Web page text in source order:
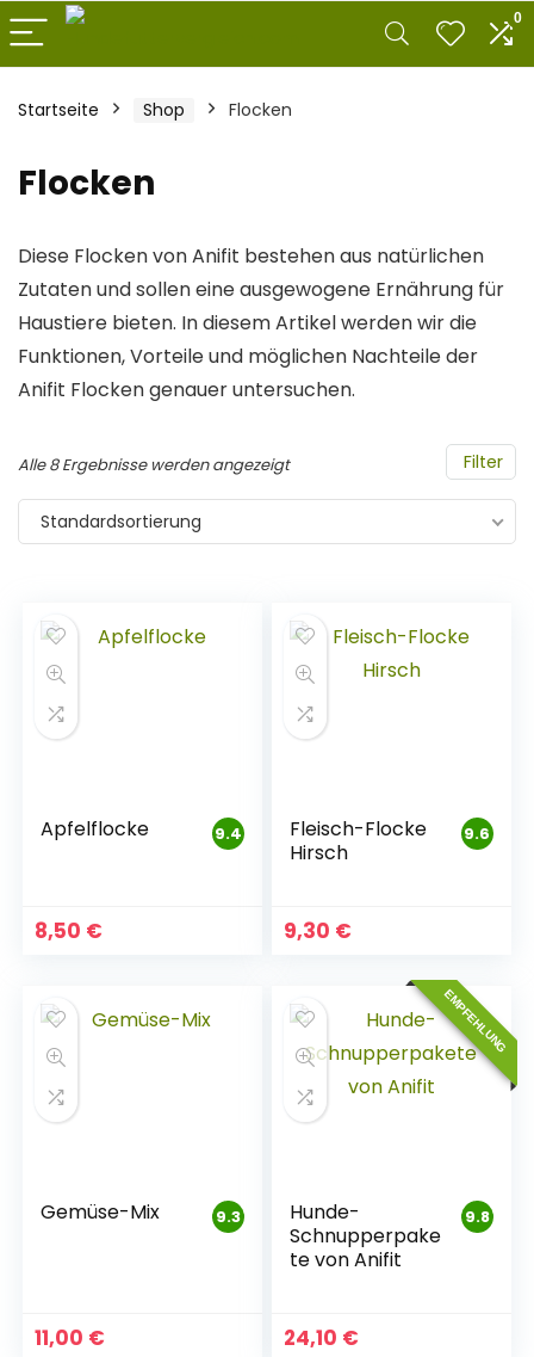
0
Startseite Shop Flocken
Flocken
Diese Flocken von Anifit bestehen aus natürlichen
Zutaten und sollen eine ausgewogene Ernährung für
Haustiere bieten. In diesem Artikel werden wir die
Funktionen, Vorteile und möglichen Nachteile der
Anifit Flocken genauer untersuchen.
Filter
Alle 8 Ergebnisse werden angezeigt
Standardsortierung
9.4
Apfelflocke
8,50 €
9.6
Fleisch-Flocke
Hirsch
9,30 €
9.3
Gemüse-Mix
11,00 €
EMPFEHLUNG
9.8
Hunde-
Schnupperpake
te von Anifit
24,10 €